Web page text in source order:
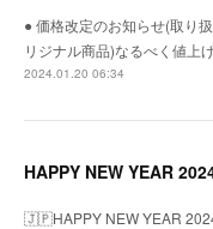
● 価格改定のお知らせ(取り
リジナル商品)なるべく値上
2024.01.20 06:34
HAPPY NEW YEAR
🇯🇵HAPPY NEW YEAR